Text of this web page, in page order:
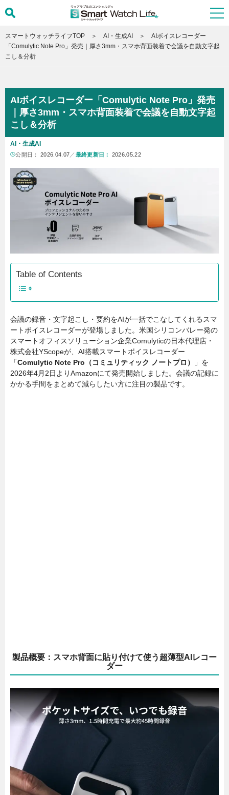
スマートウォッチライフTOP AI・生成AI
AIボイスレコーダー
「Comulytic Note Pro」発売｜厚さ3mm・スマホ背面装着で会議を自動文字起
こし＆分析
AIボイスレコーダー「Comulytic Note Pro」発売
｜厚さ3mm・スマホ背面装着で会議を自動文字起
こし＆分析
AI・生成AI
公開日： 2026.04.07 ／ 最終更新日： 2026.05.22
Table of Contents
会議の録音・文字起こし・要約をAIが一括でこなしてくれるスマ
ートボイスレコーダーが登場しました。米国シリコンバレー発の
スマートオフィスソリューション企業Comulyticの日本代理店・
株式会社YScopeが、AI搭載スマートボイスレコーダー
「Comulytic Note Pro（コミュリティック ノートプロ）
」を
2026年4月2日よりAmazonにて発売開始しました。会議の記録に
かかる手間をまとめて減らしたい方に注目の製品です。
製品概要：スマホ背面に貼り付けて使う超薄型AIレコー
ダー